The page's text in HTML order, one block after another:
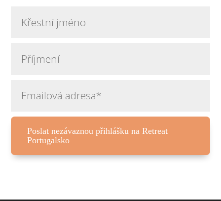
Poslat nezávaznou přihlášku na Retreat
Portugalsko